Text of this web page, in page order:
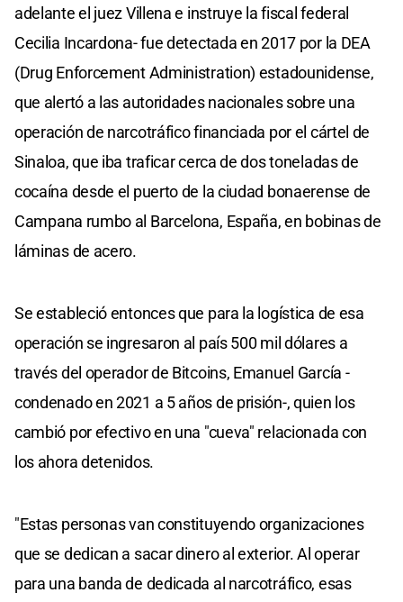
adelante el juez Villena e instruye la fiscal federal
Cecilia Incardona- fue detectada en 2017 por la DEA
(Drug Enforcement Administration) estadounidense,
que alertó a las autoridades nacionales sobre una
operación de narcotráfico financiada por el cártel de
Sinaloa, que iba traficar cerca de dos toneladas de
cocaína desde el puerto de la ciudad bonaerense de
Campana rumbo al Barcelona, España, en bobinas de
láminas de acero.
Se estableció entonces que para la logística de esa
operación se ingresaron al país 500 mil dólares a
través del operador de Bitcoins, Emanuel García -
condenado en 2021 a 5 años de prisión-, quien los
cambió por efectivo en una "cueva" relacionada con
los ahora detenidos.
"Estas personas van constituyendo organizaciones
que se dedican a sacar dinero al exterior. Al operar
para una banda de dedicada al narcotráfico, esas